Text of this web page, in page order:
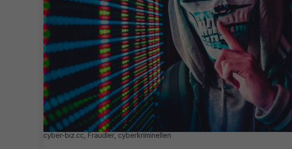
cyber-biz.cc, Fraudler, cyberkriminellen